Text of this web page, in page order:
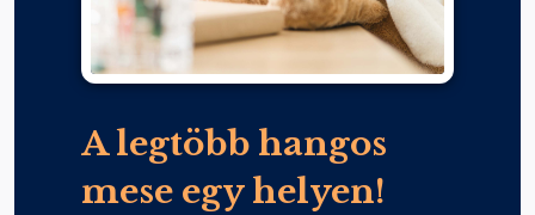
A legtöbb hangos
mese egy helyen!